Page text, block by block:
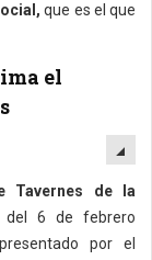
que es el que
el
Tavernes de la
del 6 de febrero
por el